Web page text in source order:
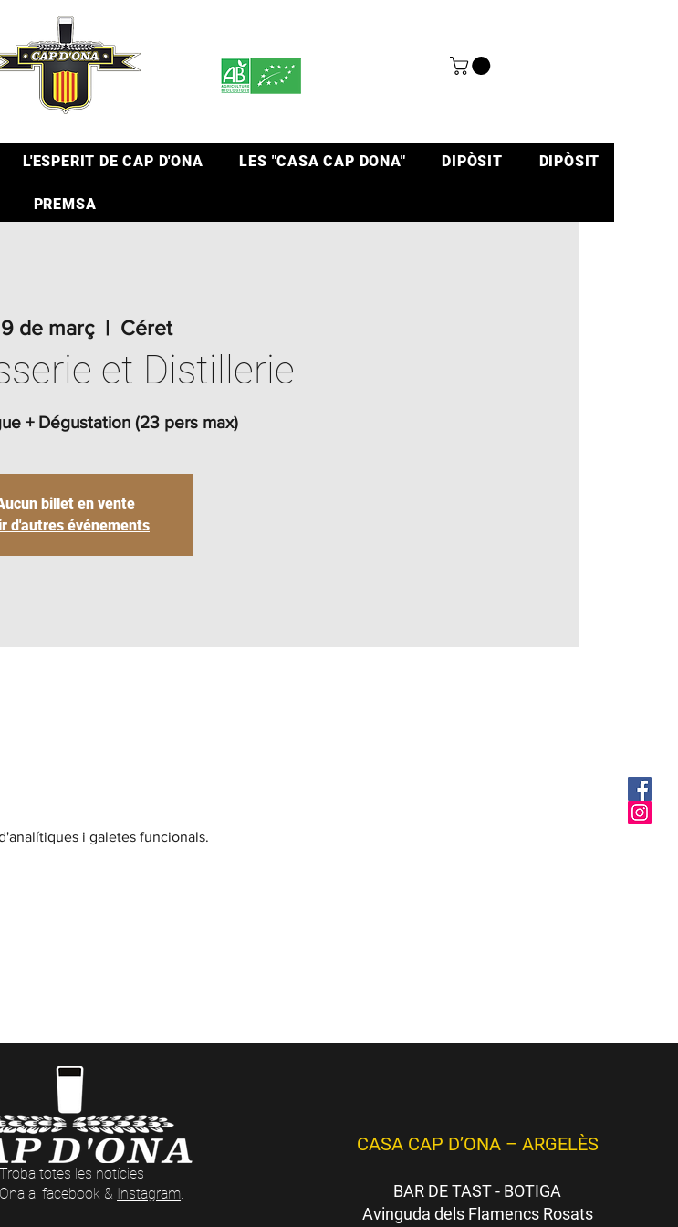
L'ESPERIT DE CAP D'ONA LES "CASA CAP DONA" DIPÒSIT DIPÒSIT
PREMSA
de març
  |
Céret
et Distillerie
+ Dégustation (23 pers max)
billet en vente
d'autres événements
i galetes funcionals.
Troba totes les notícies
a: facebook & Instagram.
CASA CAP D’ONA – ARGELÈS
BAR DE TAST - BOTIGA
Avinguda dels Flamencs Rosats